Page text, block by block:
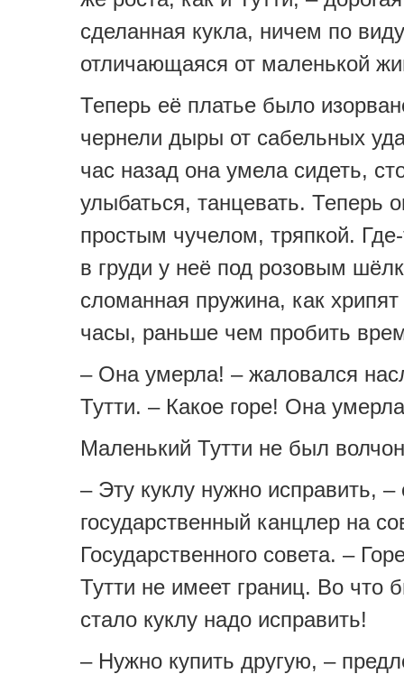
сделанная кукла, ничем по
отличающаяся от маленькой
Теперь её платье было
чернели дыры от сабельных
час назад она умела сидеть,
улыбаться, танцевать. Теперь
простым чучелом, тряпкой.
в груди у неё под розовым
сломанная пружина, как
часы, раньше чем пробить
– Она умерла! – жаловался
Тутти. – Какое горе! Она
Маленький Тутти не был
– Эту куклу нужно исправить, –
государственный канцлер на
Государственного совета. –
Тутти не имеет границ. Во что
стало куклу надо исправить!
– Нужно купить другую, –